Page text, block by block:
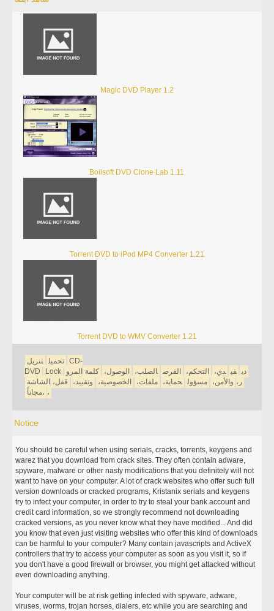
Magic DVD Player 1.2
Boilsoft DVD Clone Lab 1.11
Torrent DVD to iPod MP4 Converter 1.21
Torrent DVD to WMV Converter 1.21
تحميل تنزيل
CD-
DVD
Lock دي في دي، التحكم، القرص الصلب، الوصول، كلمة
المرو
ر، والأمن، مسؤول حماية، ملفات، الخصوصية، وتقييد، قفل،
الشاشة
، مجاناً،
Notice
You should be careful when using serials, cracks, torrents, keygens and
warez that you download from crack sites. They often contain adware,
spyware, malware or other nasty modifications that you definitely will not
want to have on your computer. A lot of crack websites who offer such full
version downloads or cracked programs, Kristanix serials and keygens
try to infect your computer, in order to try to steal your bank account and
credit card information, so we strongly recommend not downloading
cracked versions, as you never know what they have modified... And did
you know that even just visiting websites who offer this kind of downloads
can be harmful to your computer? Many contain javascripts and ActiveX
controllers that try to access your computer as soon as you visit it, so if
you don't have a good firewall or browser, you might get attacked without
even downloading anything.
Your computer will be at risk getting infected with spyware, adware,
viruses, worms, trojan horses, dialers, etc while you are searching and